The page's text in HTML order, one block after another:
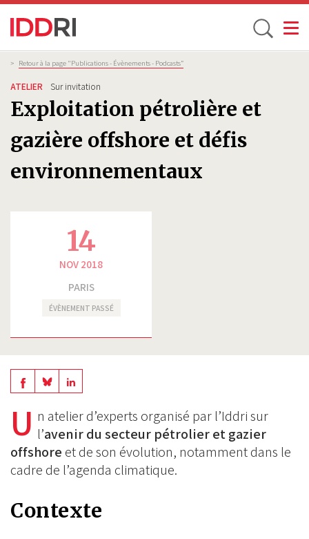
Aller
principal
Toggle
Fil
d'Ariane
> Retour à la page "Publications - Évènements - Podcasts”
14
NOV 2018
PARIS
ÉVÈNEMENT PASSÉ
ATELIER Sur invitation
Exploitation pétrolière et
gazière offshore et défis
environnementaux
Share
on
Facebook
Share
BlueSky
Share
Linkedin
U n atelier d’experts organisé par l’Iddri sur
l’avenir du secteur pétrolier et gazier
offshore et de son évolution, notamment dans le
cadre de l’agenda climatique.
Contexte